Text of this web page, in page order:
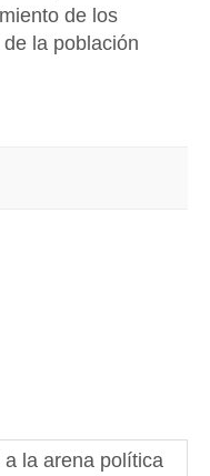
de los
la población
la arena política